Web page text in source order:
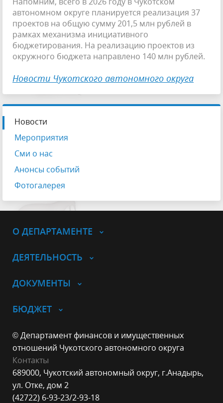
автономном округе планируется реализация 37
проектов на общую сумму 201,5 млн рублей в
рамках механизма инициативного
бюджетирования. На реализацию проектов из
окружного бюджета направлено 140 млн рублей.
Новости Чукотского автономного округа
Новости
Мероприятия
Сми о нас
Анонсы событий
Фотогалерея
О ДЕПАРТАМЕНТЕ
ДЕЯТЕЛЬНОСТЬ
ДОКУМЕНТЫ
БЮДЖЕТ
© Департамент финансов и имущественных
отношений Чукотского автономного округа
Контакты
689000, Чукотский автономный округ, г.Анадырь,
ул. Отке, дом 2
(42722) 6-93-23/2-93-18